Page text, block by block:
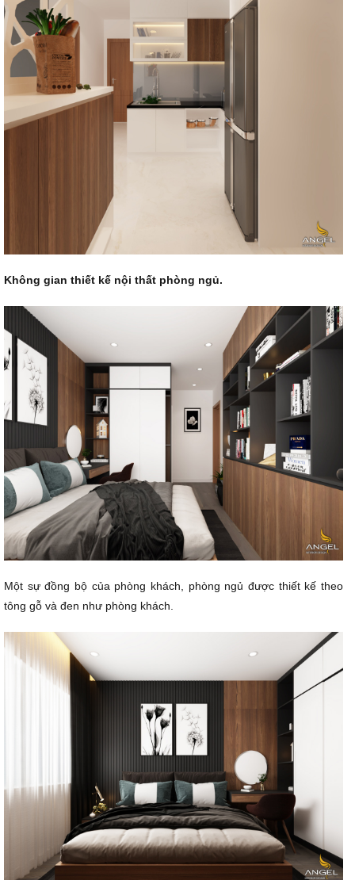
Không gian thiết kế nội thất phòng ngủ.
Một sự đồng bộ của phòng khách, phòng ngủ được thiết kế theo
tông gỗ và đen như phòng khách.